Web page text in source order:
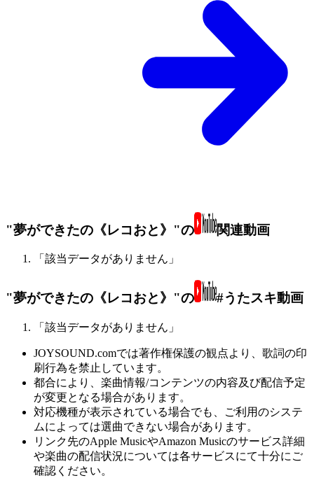
"夢ができたの《レコおと》"の 関連動画
「該当データがありません」
"夢ができたの《レコおと》"の #うたスキ動画
「該当データがありません」
JOYSOUND.comでは著作権保護の観点より、歌詞の印
刷行為を禁止しています。
都合により、楽曲情報/コンテンツの内容及び配信予定
が変更となる場合があります。
対応機種が表示されている場合でも、ご利用のシステ
ムによっては選曲できない場合があります。
リンク先のApple MusicやAmazon Musicのサービス詳細
や楽曲の配信状況については各サービスにて十分にご
確認ください。